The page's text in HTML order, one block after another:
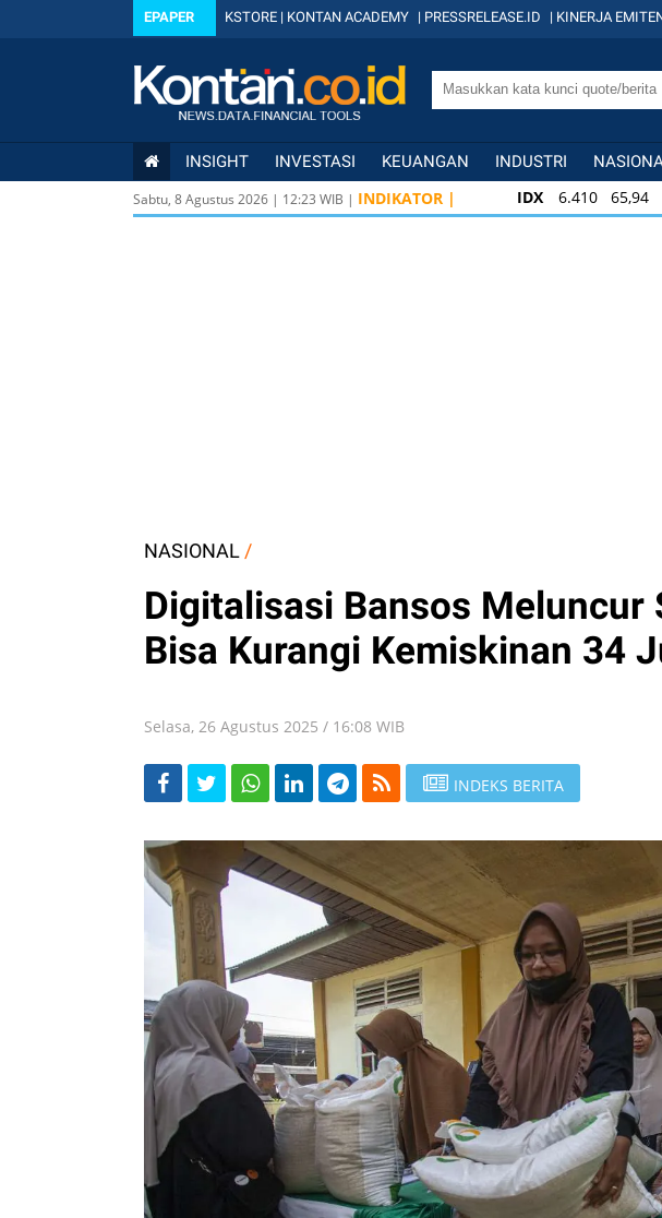
EPAPER KSTORE | KONTAN ACADEMY | PRESSRELEASE.ID | KINERJA
INSIGHT INVESTASI KEUANGAN INDUSTRI
Sabtu, 8 Agustus 2026 | 12:23 WIB | INDIKATOR | IDX 6.410 65,94
KOMPAS100 845
NASIONAL /
Digitalisasi Bansos Meluncur
Bisa Kurangi Kemiskinan 34
Selasa, 26 Agustus 2025 / 16:08 WIB
INDEKS BERITA